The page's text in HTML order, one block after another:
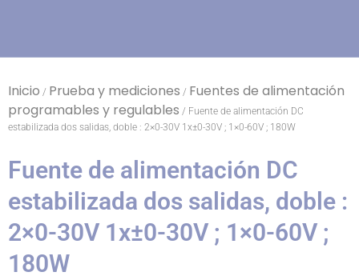
Inicio / Prueba y mediciones / Fuentes de alimentación
programables y regulables / Fuente de alimentación DC
estabilizada dos salidas, doble : 2×0-30V 1x±0-30V ; 1×0-60V ; 180W
Fuente de alimentación DC
estabilizada dos salidas, doble :
2×0-30V 1x±0-30V ; 1×0-60V ;
180W